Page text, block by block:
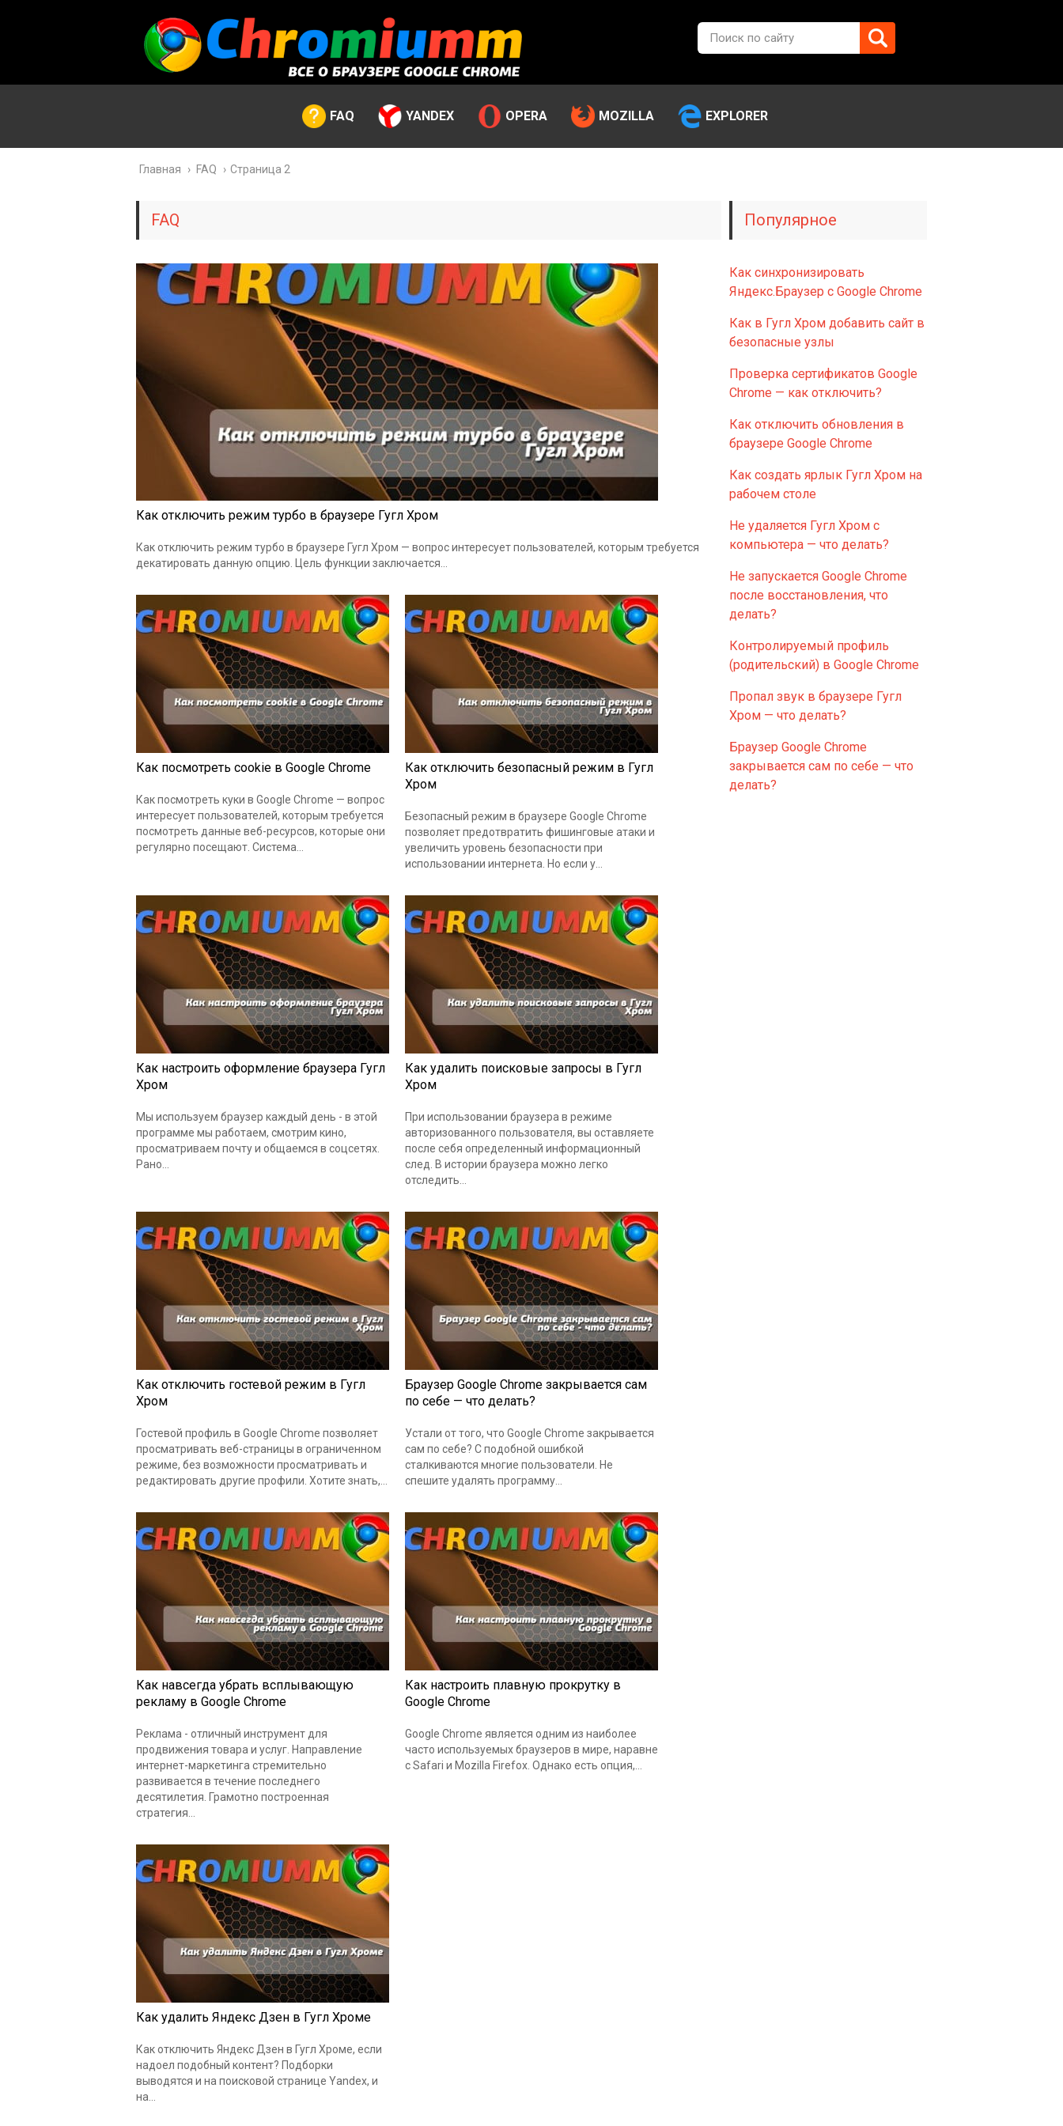
FAQ YANDEX OPERA MOZILLA EXPLORER
Главная › FAQ › Страница 2
FAQ
Как отключить режим турбо в браузере Гугл Хром
Как отключить режим турбо в браузере Гугл Хром — вопрос интересует пользователей, которым требуется
декатировать данную опцию. Цель функции заключается…
Как посмотреть cookie в Google Chrome
Как посмотреть куки в Google Chrome — вопрос
интересует пользователей, которым требуется
посмотреть данные веб-ресурсов, которые они
регулярно посещают. Система…
Как отключить безопасный режим в Гугл
Хром
Безопасный режим в браузере Google Chrome
позволяет предотвратить фишинговые атаки и
увеличить уровень безопасности при
использовании интернета. Но если у…
Как настроить оформление браузера Гугл
Хром
Мы используем браузер каждый день - в этой
программе мы работаем, смотрим кино,
просматриваем почту и общаемся в соцсетях.
Рано…
Как удалить поисковые запросы в Гугл
Хром
При использовании браузера в режиме
авторизованного пользователя, вы оставляете
после себя определенный информационный
след. В истории браузера можно легко
отследить…
Как отключить гостевой режим в Гугл
Хром
Гостевой профиль в Google Chrome позволяет
просматривать веб-страницы в ограниченном
режиме, без возможности просматривать и
редактировать другие профили. Хотите знать,…
Браузер Google Chrome закрывается сам
по себе — что делать?
Устали от того, что Google Chrome закрывается
сам по себе? С подобной ошибкой
сталкиваются многие пользователи. Не
спешите удалять программу…
Как навсегда убрать всплывающую
рекламу в Google Chrome
Реклама - отличный инструмент для
продвижения товара и услуг. Направление
интернет-маркетинга стремительно
развивается в течение последнего
десятилетия. Грамотно построенная
стратегия…
Как настроить плавную прокрутку в
Google Chrome
Google Chrome является одним из наиболее
часто используемых браузеров в мире, наравне
с Safari и Mozilla Firefox. Однако есть опция,…
Как удалить Яндекс Дзен в Гугл Хроме
Как отключить Яндекс Дзен в Гугл Хроме, если
надоел подобный контент? Подборки
выводятся и на поисковой странице Yandex, и
на…
Популярное
Как синхронизировать
Яндекс.Браузер с Google Chrome
Как в Гугл Хром добавить сайт в
безопасные узлы
Проверка сертификатов Google
Chrome — как отключить?
Как отключить обновления в
браузере Google Chrome
Как создать ярлык Гугл Хром на
рабочем столе
Не удаляется Гугл Хром с
компьютера — что делать?
Не запускается Google Chrome
после восстановления, что
делать?
Контролируемый профиль
(родительский) в Google Chrome
Пропал звук в браузере Гугл
Хром — что делать?
Браузер Google Chrome
закрывается сам по себе — что
делать?